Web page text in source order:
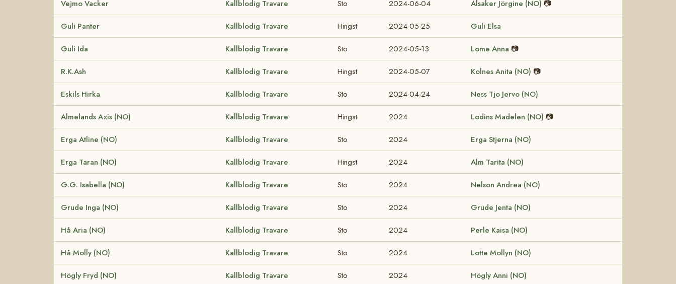
Vejmo Vacker Kallblodig Travare Sto 2024-06-04 Alsaker Jörgine (NO) 📷
Guli Panter Kallblodig Travare Hingst 2024-05-25 Guli Elsa
Guli Ida Kallblodig Travare Sto 2024-05-13 Lome Anna 📷
R.K.Ash Kallblodig Travare Hingst 2024-05-07 Kolnes Anita (NO) 📷
Eskils Hirka Kallblodig Travare Sto 2024-04-24 Ness Tjo Jervo (NO)
Almelands Axis (NO) Kallblodig Travare Hingst 2024 Lodins Madelen (NO) 📷
Erga Atline (NO) Kallblodig Travare Sto 2024 Erga Stjerna (NO)
Erga Taran (NO) Kallblodig Travare Hingst 2024 Alm Tarita (NO)
G.G. Isabella (NO) Kallblodig Travare Sto 2024 Nelson Andrea (NO)
Grude Inga (NO) Kallblodig Travare Sto 2024 Grude Jenta (NO)
Hå Aria (NO) Kallblodig Travare Sto 2024 Perle Kaisa (NO)
Hå Molly (NO) Kallblodig Travare Sto 2024 Lotte Mollyn (NO)
Högly Fryd (NO) Kallblodig Travare Sto 2024 Högly Anni (NO)